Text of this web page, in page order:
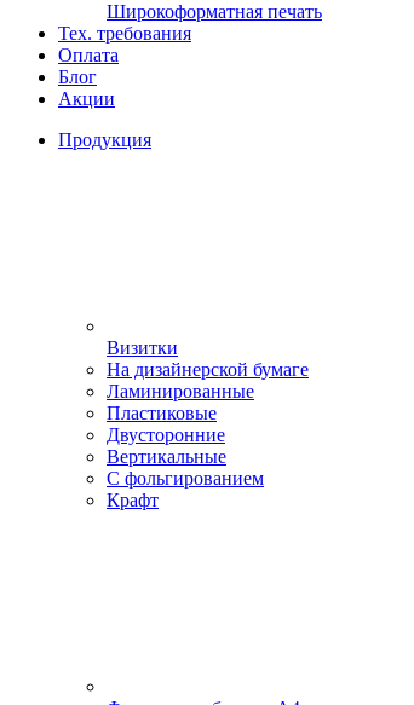
Широкоформатная печать
Тех. требования
Оплата
Блог
Акции
Продукция
Визитки
На дизайнерской бумаге
Ламинированные
Пластиковые
Двусторонние
Вертикальные
С фольгированием
Крафт